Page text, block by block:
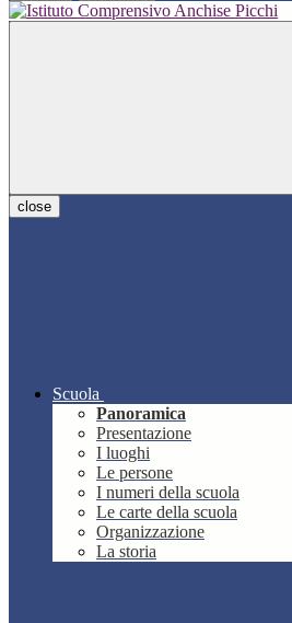
close
Scuola
Panoramica
Presentazione
I luoghi
Le persone
I numeri della scuola
Le carte della scuola
Organizzazione
La storia